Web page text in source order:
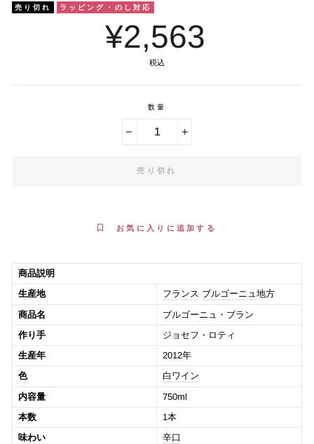
売り切れ ラッピング・のし対応
¥2,563
税込
数量
売り切れ
お気に入りに追加する
商品説明
生産地
フランス ブルゴーニュ地方
商品名
ブルゴーニュ・ブラン
作り手
ジョセフ・ロティ
生産年
2012年
色
白ワイン
内容量
750ml
本数
1本
味わい
辛口